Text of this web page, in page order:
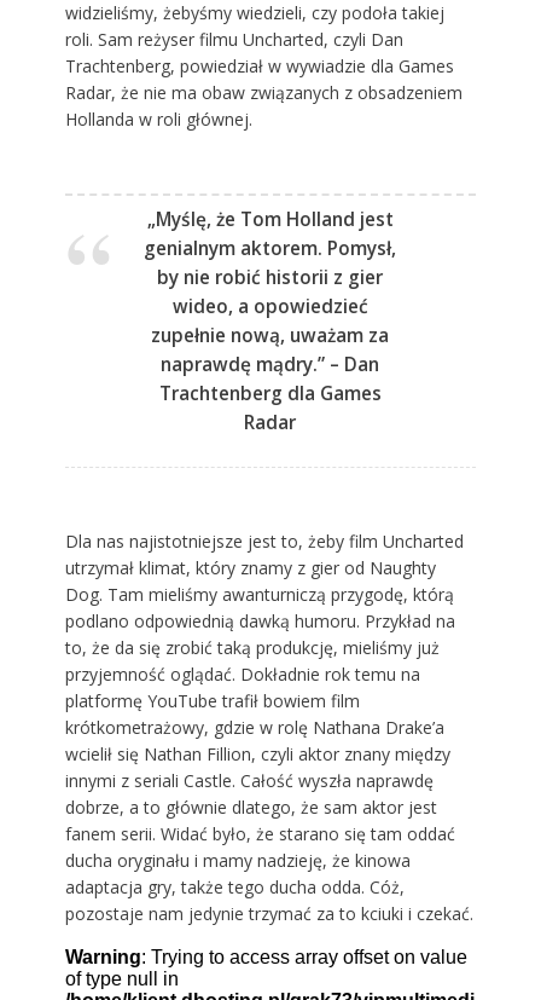
widzieliśmy, żebyśmy wiedzieli, czy podoła takiej
roli. Sam reżyser filmu Uncharted, czyli Dan
Trachtenberg, powiedział w wywiadzie dla Games
Radar, że nie ma obaw związanych z obsadzeniem
Hollanda w roli głównej.
„Myślę, że Tom Holland jest
genialnym aktorem. Pomysł,
by nie robić historii z gier
wideo, a opowiedzieć
zupełnie nową, uważam za
naprawdę mądry.” – Dan
Trachtenberg dla Games
Radar
Dla nas najistotniejsze jest to, żeby film Uncharted
utrzymał klimat, który znamy z gier od Naughty
Dog. Tam mieliśmy awanturniczą przygodę, którą
podlano odpowiednią dawką humoru. Przykład na
to, że da się zrobić taką produkcję, mieliśmy już
przyjemność oglądać. Dokładnie rok temu na
platformę YouTube trafił bowiem film
krótkometrażowy, gdzie w rolę Nathana Drake’a
wcielił się Nathan Fillion, czyli aktor znany między
innymi z seriali Castle. Całość wyszła naprawdę
dobrze, a to głównie dlatego, że sam aktor jest
fanem serii. Widać było, że starano się tam oddać
ducha oryginału i mamy nadzieję, że kinowa
adaptacja gry, także tego ducha odda. Cóż,
pozostaje nam jedynie trzymać za to kciuki i czekać.